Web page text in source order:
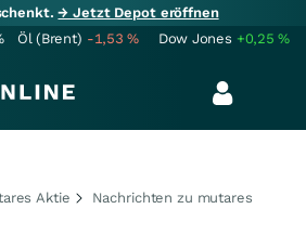
→ Jetzt Depot eröffnen
Öl (Brent) -1,53% Dow Jones +0,25%
Aktie Nachrichten zu mutares